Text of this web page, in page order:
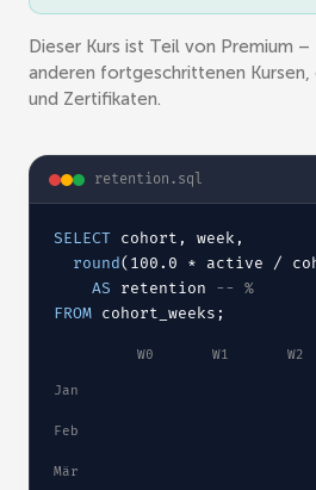
Dieser Kurs ist Teil von Premium
anderen fortgeschrittenen Kursen,
und Zertifikaten.
retention.sql
SELECT cohort, week,
round(100.0 * active /
AS retention -- %
FROM cohort_weeks;
W0 W1 W2
Jan
Feb
Mär